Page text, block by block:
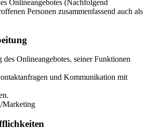
Onlineangebotes (Nachfolgend
Personen zusammenfassend auch als
Onlineangebotes, seiner Funktionen
und Kommunikation mit
Marketing